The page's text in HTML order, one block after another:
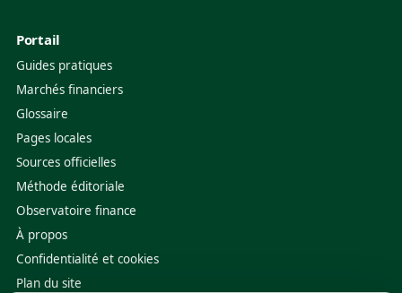
Portail
Guides pratiques
Marchés financiers
Glossaire
Pages locales
Sources officielles
Méthode éditoriale
Observatoire finance
À propos
Confidentialité et cookies
Plan du site